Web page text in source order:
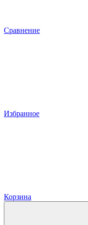
Сравнение
Избранное
Корзина